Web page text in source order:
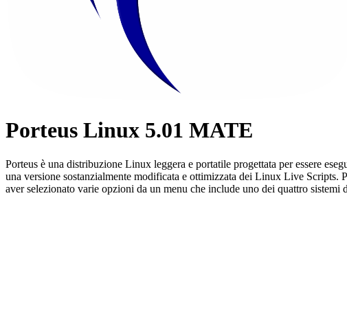
Porteus Linux 5.01 MATE
Porteus è una distribuzione Linux leggera e portatile progettata per essere
una versione sostanzialmente modificata e ottimizzata dei Linux Live Scripts.
aver selezionato varie opzioni da un menu che include uno dei quattro